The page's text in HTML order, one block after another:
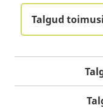
Talgud